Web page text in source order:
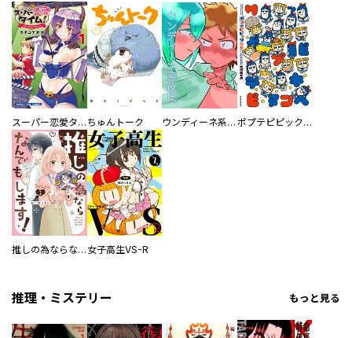
スーパー恋愛タイム！～現場でドＳな彼女は自宅でデレる～ ちゅんトーク ウンディーネ系彼氏 ポプテピピック SEASON EIGHT
推しの為ならなんでもします！ 女子高生VS-R
推理・ミステリー もっと見る